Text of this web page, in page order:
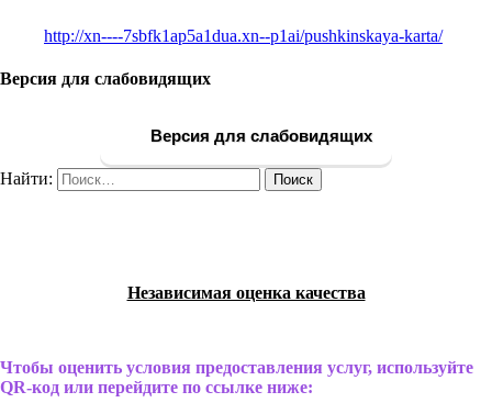
http://xn----7sbfk1ap5a1dua.xn--p1ai/pushkinskaya-karta/
Версия для слабовидящих
Версия для слабовидящих
Найти:
Независимая оценка качества
Чтобы оценить условия предоставления услуг, используйте
QR-код или перейдите по ссылке ниже: